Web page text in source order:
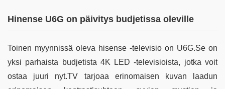
Hinense U6G on päivitys budjetissa oleville
Toinen myynnissä oleva hisense -televisio on U6G.Se on
yksi parhaista budjetista 4K LED -televisioista, jotka voit
ostaa juuri nyt.TV tarjoaa erinomaisen kuvan laadun